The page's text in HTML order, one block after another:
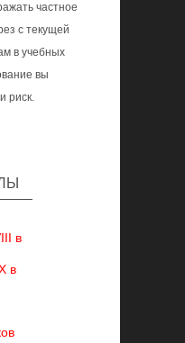
частное
с текущей
в учебных
вы
риск.
в
в